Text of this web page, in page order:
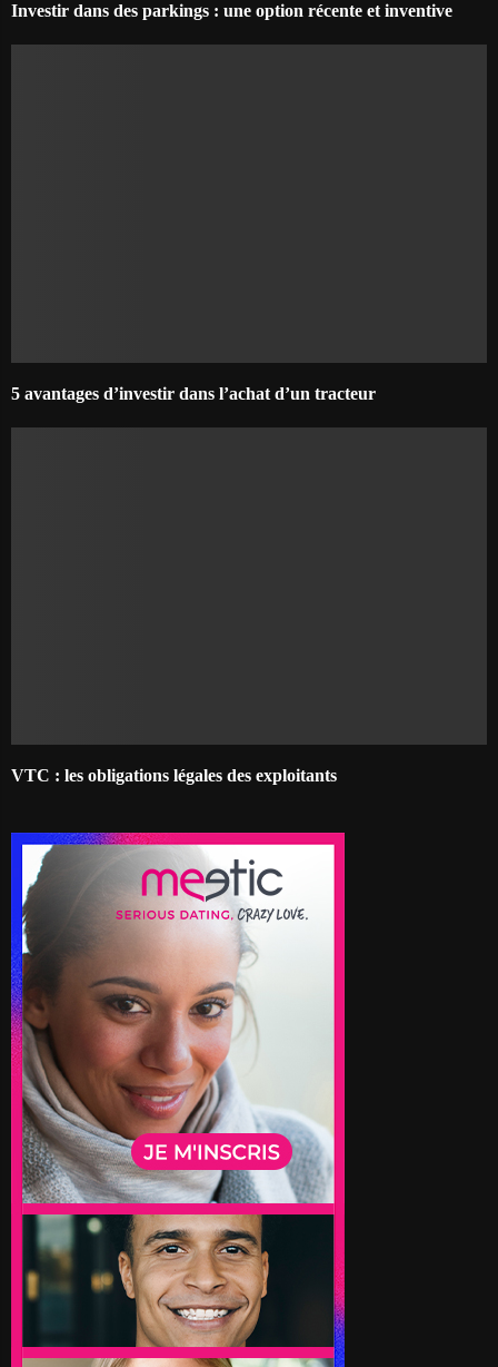
Investir dans des parkings : une option récente et inventive
5 avantages d’investir dans l’achat d’un tracteur
VTC : les obligations légales des exploitants